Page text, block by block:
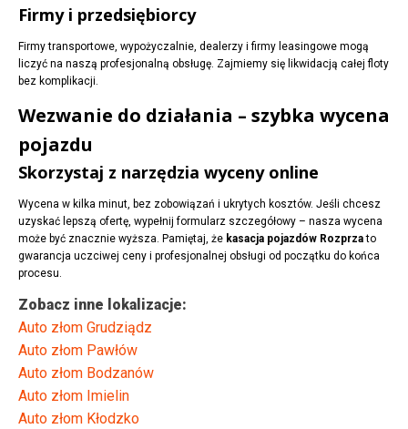
Firmy i przedsiębiorcy
Firmy transportowe, wypożyczalnie, dealerzy i firmy leasingowe mogą
liczyć na naszą profesjonalną obsługę. Zajmiemy się likwidacją całej floty
bez komplikacji.
Wezwanie do działania – szybka wycena
pojazdu
Skorzystaj z narzędzia wyceny online
Wycena w kilka minut, bez zobowiązań i ukrytych kosztów. Jeśli chcesz
uzyskać lepszą ofertę, wypełnij formularz szczegółowy – nasza wycena
może być znacznie wyższa. Pamiętaj, że kasacja pojazdów Rozprzato
gwarancja uczciwej ceny i profesjonalnej obsługi od początku do końca
procesu.
Zobacz inne lokalizacje:
Auto złom Grudziądz
Auto złom Pawłów
Auto złom Bodzanów
Auto złom Imielin
Auto złom Kłodzko